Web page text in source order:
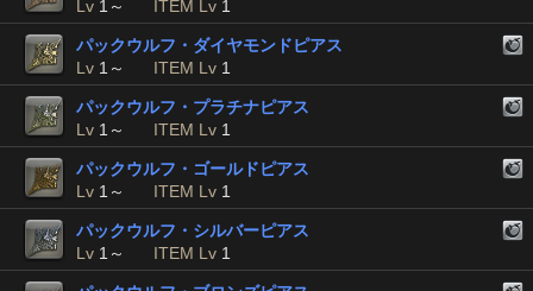
Lv 1～ ITEM Lv 1
パックウルフ・ダイヤモンドピアス
Lv 1～ ITEM Lv 1
パックウルフ・プラチナピアス
Lv 1～ ITEM Lv 1
パックウルフ・ゴールドピアス
Lv 1～ ITEM Lv 1
パックウルフ・シルバーピアス
Lv 1～ ITEM Lv 1